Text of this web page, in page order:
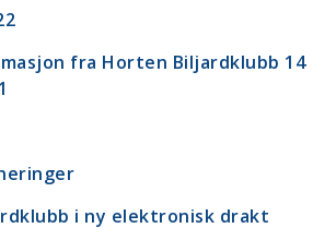
fra Horten Biljardklubb 14
i ny elektronisk drakt